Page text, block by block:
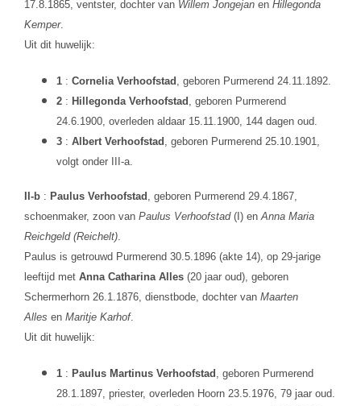
17.8.1865, ventster, dochter van Willem Jongejanen Hillegonda
Kemper.
Uit dit huwelijk:
1 : Cornelia Verhoofstad
, geboren Purmerend 24.11.1892.
2 : Hillegonda Verhoofstad
, geboren Purmerend
24.6.1900, overleden aldaar 15.11.1900, 144 dagen oud.
3 : Albert Verhoofstad
, geboren Purmerend 25.10.1901,
volgt onder III-a.
II-b : Paulus Verhoofstad
, geboren Purmerend 29.4.1867,
schoenmaker, zoon van Paulus Verhoofstad(I) en Anna Maria
Reichgeld (Reichelt).
Paulus is getrouwd Purmerend 30.5.1896 (akte 14), op 29-jarige
leeftijd met Anna Catharina Alles(20 jaar oud), geboren
Schermerhorn 26.1.1876, dienstbode, dochter van Maarten
Alles en Maritje Karhof.
Uit dit huwelijk:
1 : Paulus Martinus Verhoofstad
, geboren Purmerend
28.1.1897, priester, overleden Hoorn 23.5.1976, 79 jaar oud.